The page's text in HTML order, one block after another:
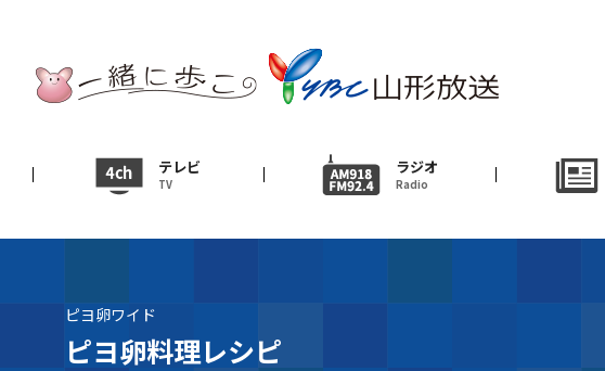
テレビ
TV
ラジオ
Radio
テレビ
ニュース
News
イベント
ＹＢＣオンデマンド
ピヨ卵ワイド
ピヨ卵料理レシピ